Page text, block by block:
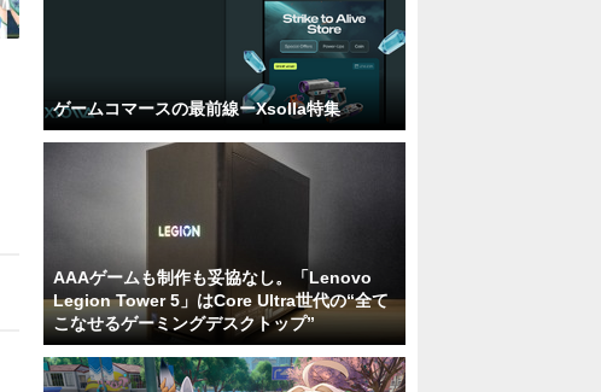
ゲームコマースの最前線ーXsolla特集
AAAゲームも制作も妥協なし。「Lenovo
Legion Tower 5」はCore Ultra世代の“全て
こなせるゲーミングデスクトップ”